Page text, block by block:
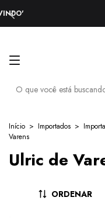
FRETE
Início > Importados >
Varens
Ulric de
ORDENAR